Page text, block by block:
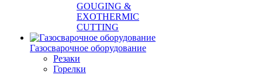
GOUGING &
EXOTHERMIC
CUTTING
Газосварочное оборудование
Резаки
Горелки